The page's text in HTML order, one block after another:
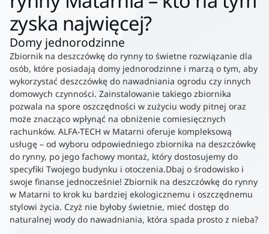
zyska najwięcej?
Domy jednorodzinne
Zbiornik na deszczówkę do rynny to świetne rozwiązanie dla
osób, które posiadają domy jednorodzinne i marzą o tym, aby
wykorzystać deszczówkę do nawadniania ogrodu czy innych
domowych czynności. Zainstalowanie takiego zbiornika
pozwala na spore oszczędności w zużyciu wody pitnej oraz
może znacząco wpłynąć na obniżenie comiesięcznych
rachunków. ALFA-TECH w Matarni oferuje kompleksową
usługę – od wyboru odpowiedniego zbiornika na deszczówkę
do rynny, po jego fachowy montaż, który dostosujemy do
specyfiki Twojego budynku i otoczenia.Dbaj o środowisko i
swoje finanse jednocześnie! Zbiornik na deszczówkę do rynny
w Matarni to krok ku bardziej ekologicznemu i oszczędnemu
stylowi życia. Czyż nie byłoby świetnie, mieć dostęp do
naturalnej wody do nawadniania, która spada prosto z nieba?